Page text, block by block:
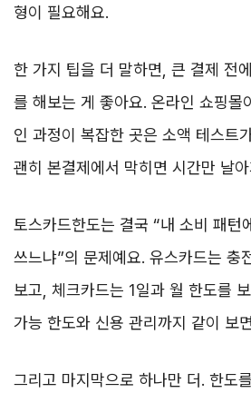
형이 필요해요.
한 가지 팁을 더 말하면, 큰 결제 전
를 해보는 게 좋아요. 온라인 쇼핑몰
인 과정이 복잡한 곳은 소액 테스트
괜히 본결제에서 막히면 시간만 날
토스카드한도는 결국 “내 소비 패턴
쓰느냐”의 문제예요. 유스카드는 충
보고, 체크카드는 1일과 월 한도를
가능 한도와 신용 관리까지 같이 보
그리고 마지막으로 하나만 더. 한도